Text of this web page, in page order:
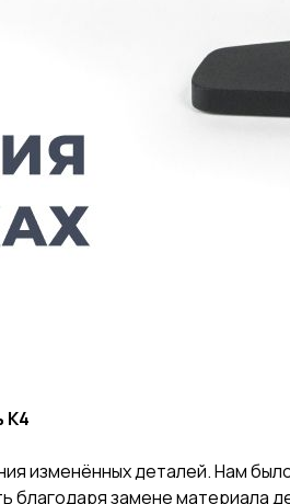
К4
изменённых деталей. Нам
благодаря замене материала